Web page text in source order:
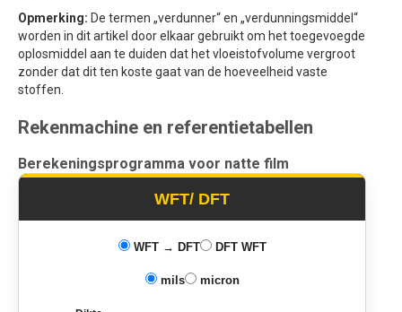
Opmerking: De termen „verdunner“ en „verdunningsmiddel“
worden in dit artikel door elkaar gebruikt om het toegevoegde
oplosmiddel aan te duiden dat het vloeistofvolume vergroot
zonder dat dit ten koste gaat van de hoeveelheid vaste
stoffen.
Rekenmachine en referentietabellen
Berekeningsprogramma voor natte film
WFT/ DFT
WFT → DFT DFT WFT
mils micron